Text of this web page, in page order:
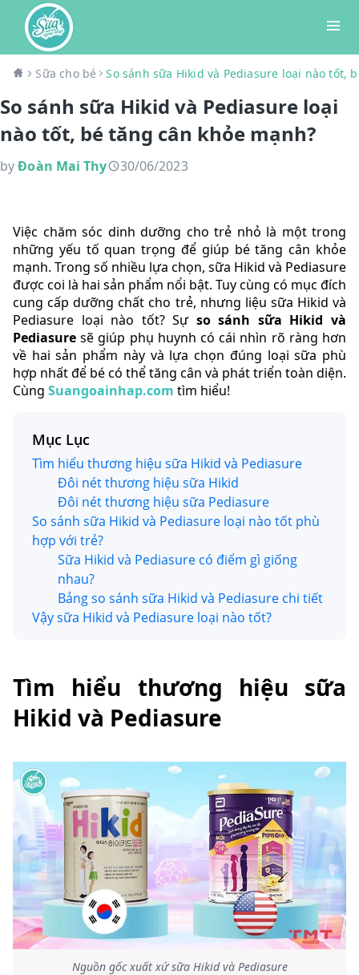
Sữa cho bé So sánh sữa Hikid và Pediasure loại nào tốt,
So sánh sữa Hikid và Pediasure loại
nào tốt, bé tăng cân khỏe mạnh?
byĐoàn Mai Thy 30/06/2023
Việc chăm sóc dinh dưỡng cho trẻ nhỏ là một trong
những yếu tố quan trọng để giúp bé tăng cân khỏe
mạnh. Trong số nhiều lựa chọn, sữa Hikid và Pediasure
được coi là hai sản phẩm nổi bật. Tuy cùng có mục đích
cung cấp dưỡng chất cho trẻ, nhưng liệu sữa Hikid và
Pediasure loại nào tốt? Sự so sánh sữa Hikid và
Pediasure sẽ giúp phụ huynh có cái nhìn rõ ràng hơn
về hai sản phẩm này và lựa chọn đúng loại sữa phù
hợp nhất để bé có thể tăng cân và phát triển toàn diện.
Cùng Suangoainhap.com tìm hiểu!
Mục Lục
Tìm hiểu thương hiệu sữa Hikid và Pediasure
Đôi nét thương hiệu sữa Hikid
Đôi nét thương hiệu sữa Pediasure
So sánh sữa Hikid và Pediasure loại nào tốt phù
hợp với trẻ?
Sữa Hikid và Pediasure có điểm gì giống
nhau?
Bảng so sánh sữa Hikid và Pediasure chi tiết
Vậy sữa Hikid và Pediasure loại nào tốt?
Tìm hiểu thương hiệu sữa
Hikid và Pediasure
Nguồn gốc xuất xứ sữa Hikid và Pediasure